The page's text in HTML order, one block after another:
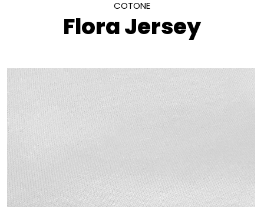
COTONE
Flora Jersey